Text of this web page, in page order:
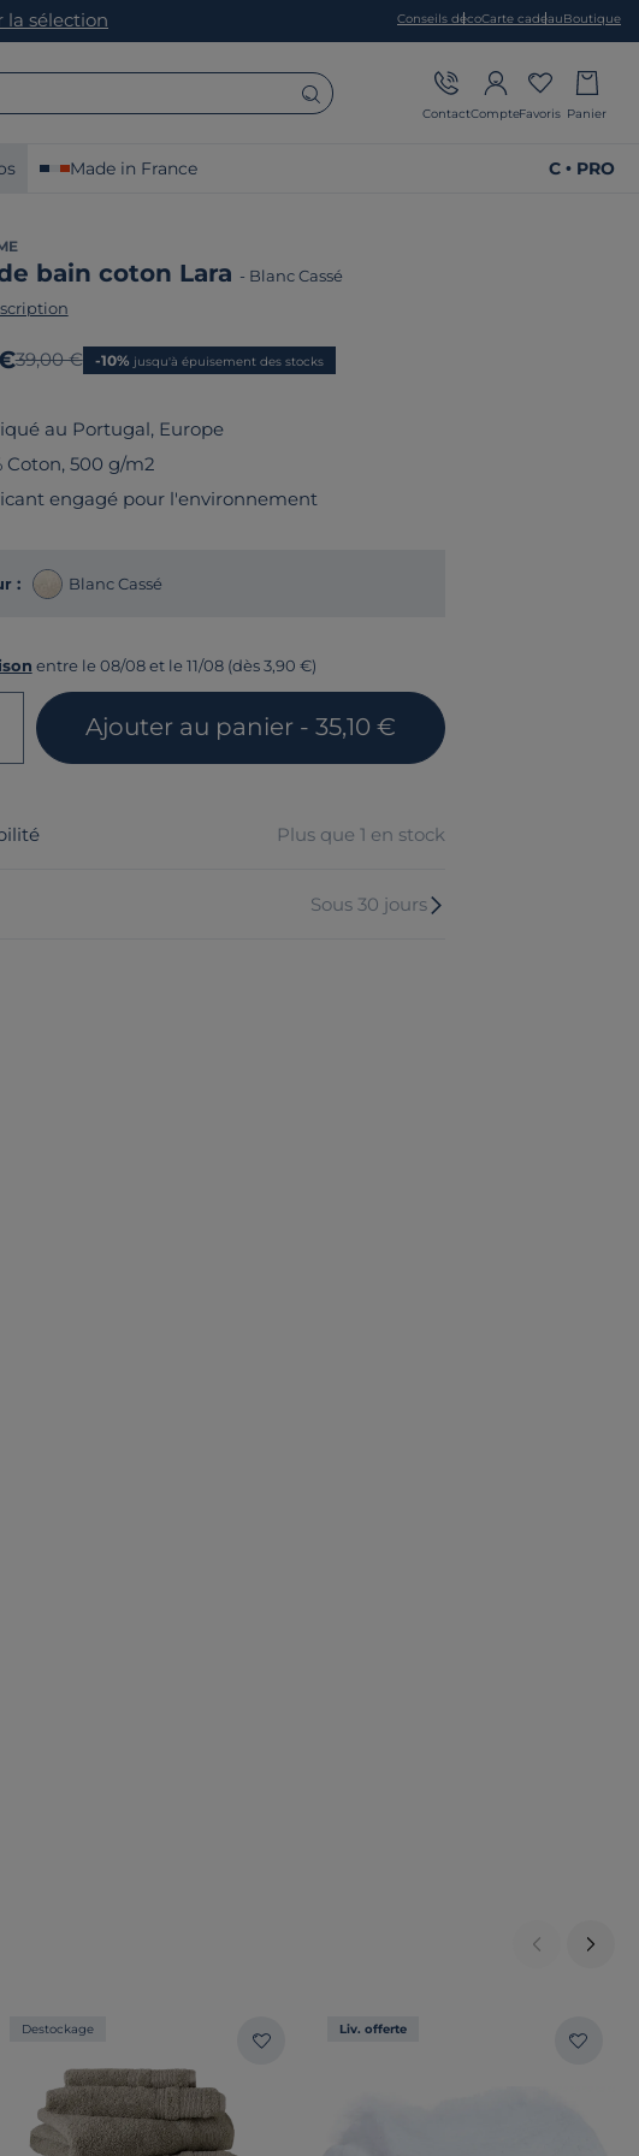
la sélection Conseils décoCarte cadeauBoutique
ContactCompteFavoris Panier
Made in France C • PRO
bain coton Lara - Blanc Cassé
prix
Ancien prix
39,00 € -10% jusqu'à épuisement des stocks
au Portugal, Europe
Coton, 500 g/m2
engagé pour l'environnement
: Blanc Cassé
entre le 08/08 et le 11/08 (dès 3,90 €)
Ajouter au panier - 35,10 €
Plus que 1 en stock
Sous 30 jours
Destockage Liv. offerte